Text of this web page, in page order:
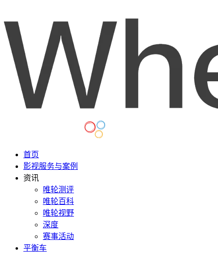
首页
影视服务与案例
资讯
唯轮测评
唯轮百科
唯轮视野
深度
赛事活动
平衡车